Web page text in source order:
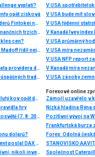
vyplatí?
opět zisková
Léto v plném proudu, trhy také: Top 3 obchody traderů Fintokei na indexech a zlatě
Chamtivost a strach: Největší cenové pohyby na finančních trzích (červenec 2026)
cen?
Stvořil elitní klub, kde Ameriku obral o 65 miliard. Madoff řídil největší Ponzi dějin
Historická data, kde je získat, jak připojit svého data providera do MultiCharts a proč je budeme potřebovat? (4. díl)
Jak obchodují profíci: Fibonacci trading - systém úspěšných traderů
V USA
V USA bude mít
V USA týdenní
V Kanadě Ivey index
V USA průměrný
V USA míra
V USA NFP report
V Kanadě míra
V USA zásoby
Zlato vyráží k novým maximům: Tři důvody, proč žlutý kov opět dominuje
hry
Krypto šeptanda: Co přinesl poslední týden v kryptosvětě (7. 8. 2026)
dolarů?
Analýza DAX, Nasdaq, EUR/USD: Zlepšený sentiment poslal DAX na nová maxima
Praktické okénko: Bitcoin aktuálně jako spekulativní, nikoli investiční aktivum
Forexové online
Nízká hladina
Pozitivní vývoj na
Frankfurtská burza